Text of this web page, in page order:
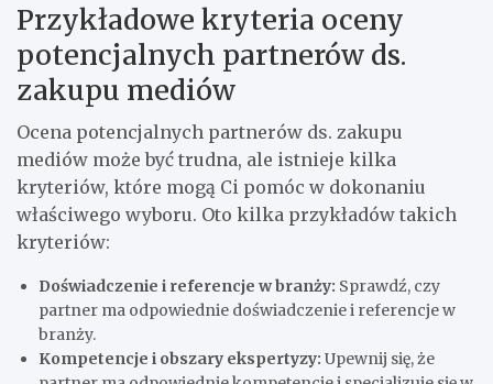
Przykładowe kryteria oceny
potencjalnych partnerów ds.
zakupu mediów
Ocena potencjalnych partnerów ds. zakupu
mediów może być trudna, ale istnieje kilka
kryteriów, które mogą Ci pomóc w dokonaniu
właściwego wyboru. Oto kilka przykładów takich
kryteriów:
Doświadczenie i referencje w branży: Sprawdź, czy
partner ma odpowiednie doświadczenie i referencje w
branży.
Kompetencje i obszary ekspertyzy: Upewnij się, że